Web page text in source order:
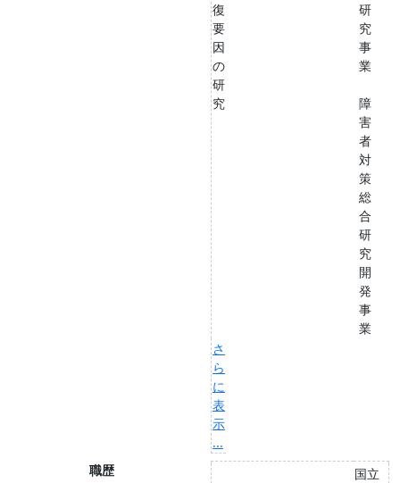
復
要
因
の
研
究
研
究
事
業
障
害
者
対
策
総
合
研
究
開
発
事
業
さ
ら
に
表
示
...
職歴
国立